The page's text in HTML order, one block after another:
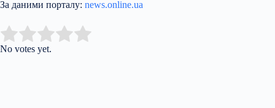
За даними порталу: news.online.ua
Rate this item:
No votes yet.